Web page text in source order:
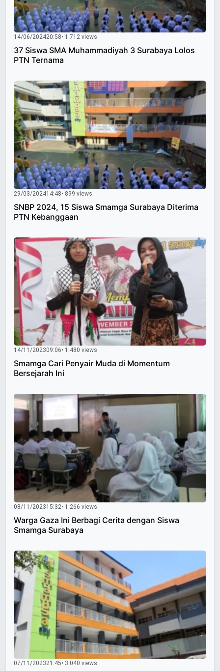
14/06/202420:58• 1.712 views
37 Siswa SMA Muhammadiyah 3 Surabaya Lolos
PTN Ternama
29/03/202414:48• 899 views
SNBP 2024, 15 Siswa Smamga Surabaya Diterima
PTN Kebanggaan
14/11/202309:06• 1.480 views
Smamga Cari Penyair Muda di Momentum
Bersejarah Ini
08/11/202315:32• 1.266 views
Warga Gaza Ini Berbagi Cerita dengan Siswa
Smamga Surabaya
07/11/202321:45• 3.040 views